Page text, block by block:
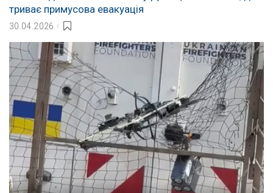
триває примусова евакуація
30.04.2026